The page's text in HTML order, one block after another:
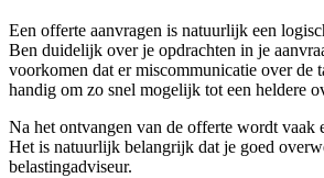
Een offerte aanvragen is natuurlijk een
Ben duidelijk over je opdrachten in je
voorkomen dat er miscommunicatie over de
handig om zo snel mogelijk tot een heldere
Na het ontvangen van de offerte wordt vaak
Het is natuurlijk belangrijk dat je goed
belastingadviseur.